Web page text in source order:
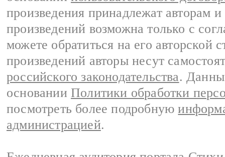
произведения принадлежат авторам
произведений возможна только с
можете обратиться на его авторской
произведений авторы несут
российского законодательства.
основании Политики обработки
посмотреть более подробную
администрацией.